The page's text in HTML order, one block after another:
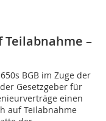
–
BGB im Zuge der
Gesetzgeber für
einen
auf Teilabnahme